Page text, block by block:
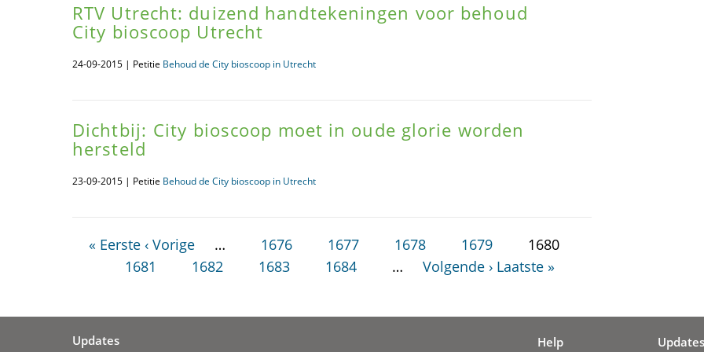
RTV Utrecht: duizend handtekeningen voor behoud
City bioscoop Utrecht
24-09-2015 | Petitie Behoud de City bioscoop in Utrecht
Dichtbij: City bioscoop moet in oude glorie worden
hersteld
23-09-2015 | Petitie Behoud de City bioscoop in Utrecht
« Eerste ‹ Vorige … 1676 1677 1678 1679
1680
1681
1682 1683 1684 … Volgende › Laatste »
Updates Help Updates